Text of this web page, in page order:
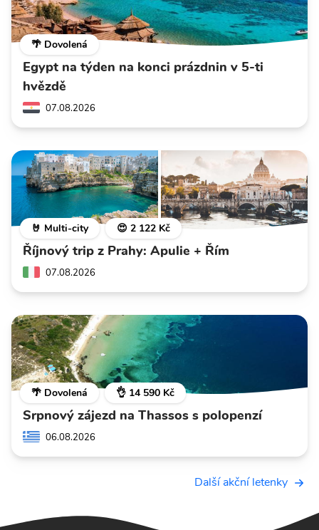
🌴 Dovolená
Egypt na týden na konci prázdnin v 5-ti
hvězdě
07.08.2026
🤘 Multi-city 😍 2 122 Kč
Říjnový trip z Prahy: Apulie + Řím
07.08.2026
🌴 Dovolená 👌 14 590 Kč
Srpnový zájezd na Thassos s polopenzí
06.08.2026
Další akční letenky